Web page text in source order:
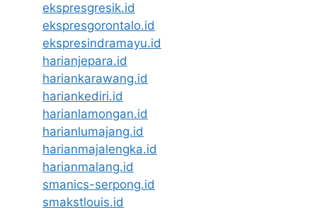
ekspresgresik.id
ekspresgorontalo.id
ekspresindramayu.id
harianjepara.id
hariankarawang.id
hariankediri.id
harianlamongan.id
harianlumajang.id
harianmajalengka.id
harianmalang.id
smanics-serpong.id
smakstlouis.id